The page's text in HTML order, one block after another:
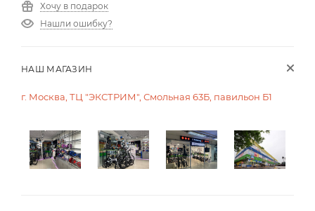
Хочу в подарок
Нашли ошибку?
НАШ МАГАЗИН
г. Москва, ТЦ "ЭКСТРИМ", Смольная 63Б, павильон Б1